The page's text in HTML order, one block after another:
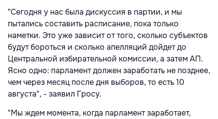
"Сегодня у нас была дискуссия в партии, и мы
пытались составить расписание, пока только
наметки. Это уже зависит от того, сколько субъектов
будут бороться и сколько апелляций дойдет до
Центральной избирательной комиссии, а затем АП.
Ясно одно: парламент должен заработать не позднее,
чем через месяц после дня выборов, то есть 10
августа", - заявил Гросу.
"Мы ждем момента, когда парламент заработает,